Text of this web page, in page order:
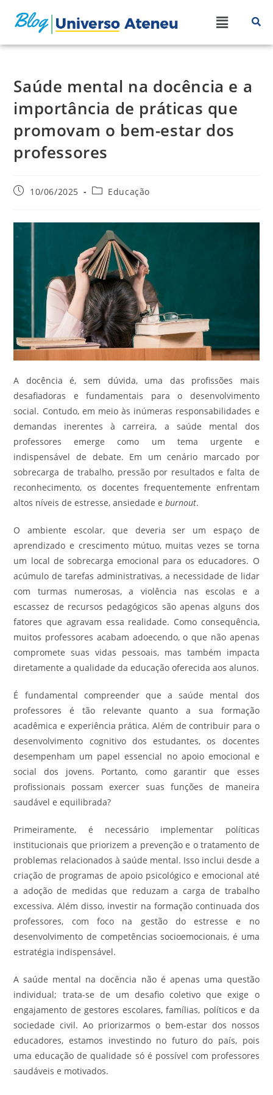
Saúde mental na docência e a
importância de práticas que
promovam o bem-estar dos
professores
10/06/2025 Educação
A docência é, sem dúvida, uma das profissões mais
desafiadoras e fundamentais para o desenvolvimento
social. Contudo, em meio às inúmeras responsabilidades e
demandas inerentes à carreira, a saúde mental dos
professores emerge como um tema urgente e
indispensável de debate. Em um cenário marcado por
sobrecarga de trabalho, pressão por resultados e falta de
reconhecimento, os docentes frequentemente enfrentam
altos níveis de estresse, ansiedade eburnout.
O ambiente escolar, que deveria ser um espaço de
aprendizado e crescimento mútuo, muitas vezes se torna
um local de sobrecarga emocional para os educadores. O
acúmulo de tarefas administrativas, a necessidade de lidar
com turmas numerosas, a violência nas escolas e a
escassez de recursos pedagógicos são apenas alguns dos
fatores que agravam essa realidade. Como consequência,
muitos professores acabam adoecendo, o que não apenas
compromete suas vidas pessoais, mas também impacta
diretamente a qualidade da educação oferecida aos alunos.
É fundamental compreender que a saúde mental dos
professores é tão relevante quanto a sua formação
acadêmica e experiência prática. Além de contribuir para o
desenvolvimento cognitivo dos estudantes, os docentes
desempenham um papel essencial no apoio emocional e
social dos jovens. Portanto, como garantir que esses
profissionais possam exercer suas funções de maneira
saudável e equilibrada?
Primeiramente, é necessário implementar políticas
institucionais que priorizem a prevenção e o tratamento de
problemas relacionados à saúde mental. Isso inclui desde a
criação de programas de apoio psicológico e emocional até
a adoção de medidas que reduzam a carga de trabalho
excessiva. Além disso, investir na formação continuada dos
professores, com foco na gestão do estresse e no
desenvolvimento de competências socioemocionais, é uma
estratégia indispensável.
A saúde mental na docência não é apenas uma questão
individual; trata-se de um desafio coletivo que exige o
engajamento de gestores escolares, famílias, políticos e da
sociedade civil. Ao priorizarmos o bem-estar dos nossos
educadores, estamos investindo no futuro do país, pois
uma educação de qualidade só é possível com professores
saudáveis e motivados.